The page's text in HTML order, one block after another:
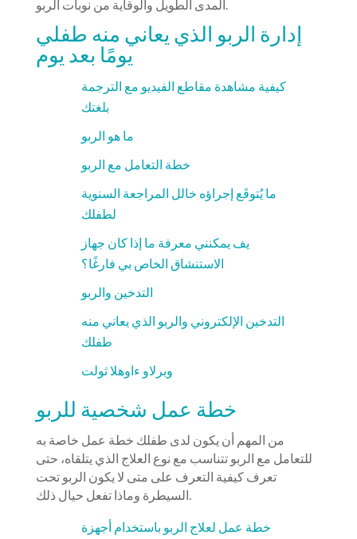
المدى الطويل والوقاية من نوبات الربو.
إدارة الربو الذي يعاني منه طفلي
يومًا بعد يوم
كيفية مشاهدة مقاطع الفيديو مع الترجمة
بلغتك
ما هو الربو
خطة التعامل مع الربو
ما يُتوقَع إجراؤه خالل المراجعة السنوية
لطفلك
يف يمكنني معرفة ما إذا كان جهاز
الاستنشاق الخاص بي فارغًا؟
التدخين والربو
التدخين الإلكتروني والربو الذي يعاني منه
طفلك
وبرلاو ءاوھلا ثولت
خطة عمل شخصية للربو
من المهم أن يكون لدى طفلك خطة عمل خاصة به
للتعامل مع الربو تتناسب مع نوع العلاج الذي يتلقاه، حتى
تعرف كيفية التعرف على متى لا يكون الربو تحت
السيطرة وماذا تفعل حيال ذلك.
خطة عمل لعلاج الربو باستخدام أجهزة